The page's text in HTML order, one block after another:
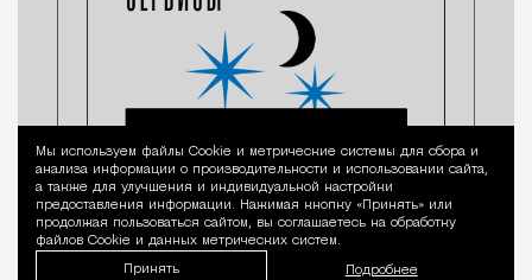
Уведомление
Мы используем файлы Сookie и метрические системы для сбора и
анализа информации о производительности и использовании сайта,
а также для улучшения и индивидуальной настройки
предоставления информации. Нажимая кнопку «Принять» или
продолжая пользоваться сайтом, вы соглашаетесь на обработку
файлов Cookie и данных метрических систем.
Принять Подробнее